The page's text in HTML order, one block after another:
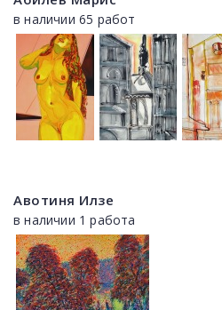
в наличии 65 работ
Авотиня Илзе
в наличии 1 работа